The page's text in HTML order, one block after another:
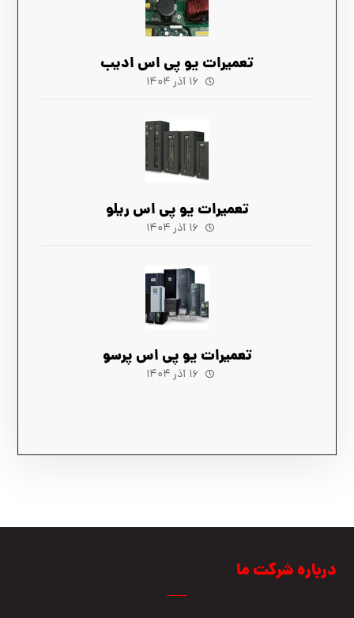
تعمیرات یو پی اس ادیب
۱۶ آذر ۱۴۰۴
تعمیرات یو پی اس ریلو
۱۶ آذر ۱۴۰۴
تعمیرات یو پی اس پرسو
۱۶ آذر ۱۴۰۴
درباره شرکت ما